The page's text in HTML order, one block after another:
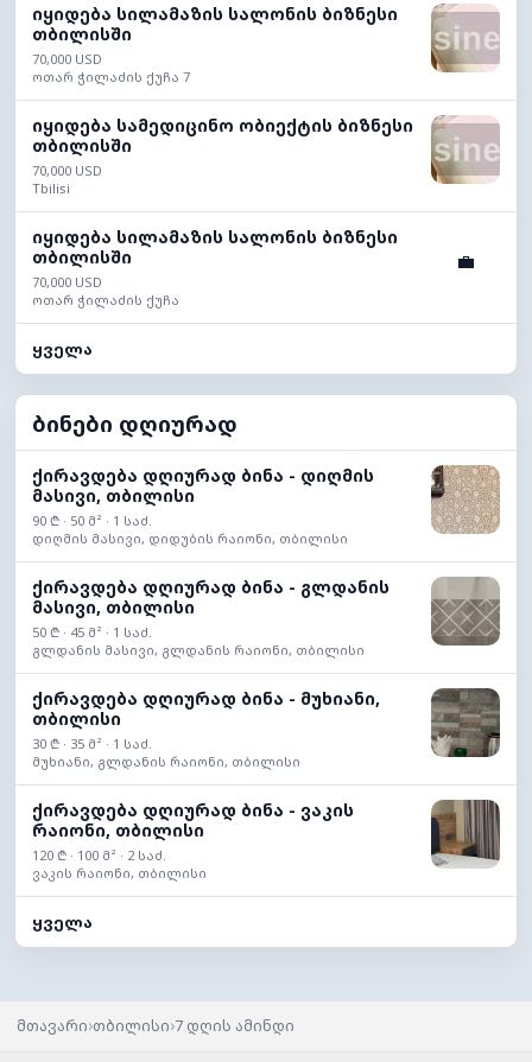
იყიდება სილამაზის სალონის ბიზნესი
თბილისში
70,000 USD
ოთარ ჭილაძის ქუჩა 7
იყიდება სამედიცინო ობიექტის ბიზნესი
თბილისში
70,000 USD
Tbilisi
იყიდება სილამაზის სალონის ბიზნესი
თბილისში
70,000 USD
ოთარ ჭილაძის ქუჩა
💼
ყველა
ბინები დღიურად
ქირავდება დღიურად ბინა - დიღმის
მასივი, თბილისი
90 ₾ · 50 მ² · 1 საძ.
დიღმის მასივი, დიდუბის რაიონი, თბილისი
ქირავდება დღიურად ბინა - გლდანის
მასივი, თბილისი
50 ₾ · 45 მ² · 1 საძ.
გლდანის მასივი, გლდანის რაიონი, თბილისი
ქირავდება დღიურად ბინა - მუხიანი,
თბილისი
30 ₾ · 35 მ² · 1 საძ.
მუხიანი, გლდანის რაიონი, თბილისი
ქირავდება დღიურად ბინა - ვაკის
რაიონი, თბილისი
120 ₾ · 100 მ² · 2 საძ.
ვაკის რაიონი, თბილისი
ყველა
მთავარი›თბილისი›7 დღის ამინდი